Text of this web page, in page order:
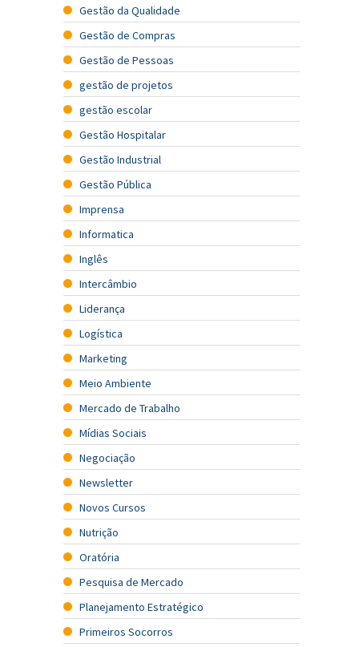
Gestão da Qualidade
Gestão de Compras
Gestão de Pessoas
gestão de projetos
gestão escolar
Gestão Hospitalar
Gestão Industrial
Gestão Pública
Imprensa
Informatica
Inglês
Intercâmbio
Liderança
Logística
Marketing
Meio Ambiente
Mercado de Trabalho
Mídias Sociais
Negociação
Newsletter
Novos Cursos
Nutrição
Oratória
Pesquisa de Mercado
Planejamento Estratégico
Primeiros Socorros